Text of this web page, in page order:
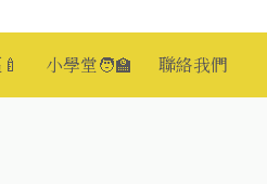
小學堂🧑‍🏫 聯絡我們